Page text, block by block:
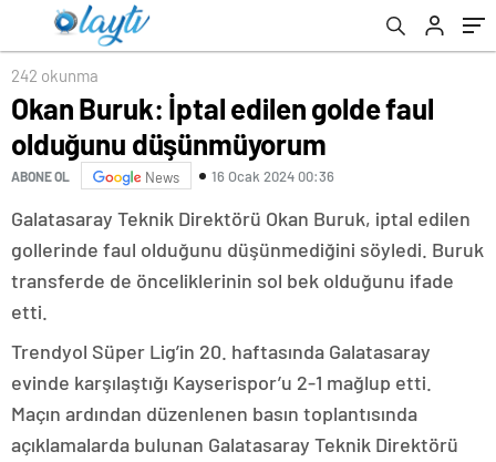
242 okunma
Okan Buruk: İptal edilen golde faul
olduğunu düşünmüyorum
ABONE OL News 16 Ocak 2024 00:36
Galatasaray Teknik Direktörü Okan Buruk, iptal edilen
gollerinde faul olduğunu düşünmediğini söyledi. Buruk
transferde de önceliklerinin sol bek olduğunu ifade
etti.
Trendyol Süper Lig’in 20. haftasında Galatasaray
evinde karşılaştığı Kayserispor’u 2-1 mağlup etti.
Maçın ardından düzenlenen basın toplantısında
açıklamalarda bulunan Galatasaray Teknik Direktörü